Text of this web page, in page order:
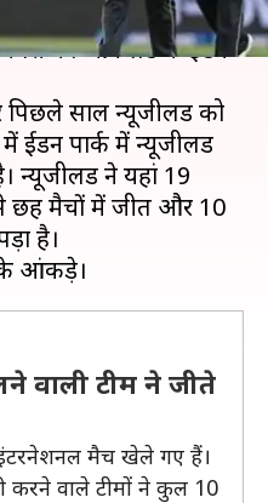
मैचों की टी-20 सीरीज़
को ऑकलैंड के ईडन
पिछले साल न्यूजीलैंड को
ईडन पार्क में न्यूजीलैंड
न्यूजीलैंड ने यहां 19
छह मैचों में जीत और 10
है।
वाली टीम ने जीते
मैच खेले गए हैं।
करने वाले टीमों ने कुल 10